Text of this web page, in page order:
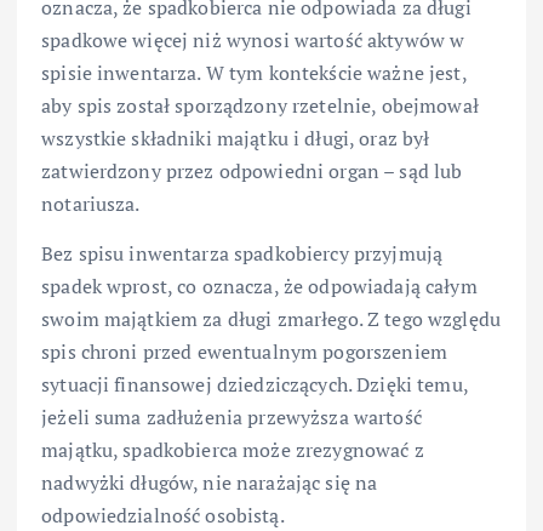
oznacza, że spadkobierca nie odpowiada za długi
spadkowe więcej niż wynosi wartość aktywów w
spisie inwentarza. W tym kontekście ważne jest,
aby spis został sporządzony rzetelnie, obejmował
wszystkie składniki majątku i długi, oraz był
zatwierdzony przez odpowiedni organ – sąd lub
notariusza.
Bez spisu inwentarza spadkobiercy przyjmują
spadek wprost, co oznacza, że odpowiadają całym
swoim majątkiem za długi zmarłego. Z tego względu
spis chroni przed ewentualnym pogorszeniem
sytuacji finansowej dziedziczących. Dzięki temu,
jeżeli suma zadłużenia przewyższa wartość
majątku, spadkobierca może zrezygnować z
nadwyżki długów, nie narażając się na
odpowiedzialność osobistą.